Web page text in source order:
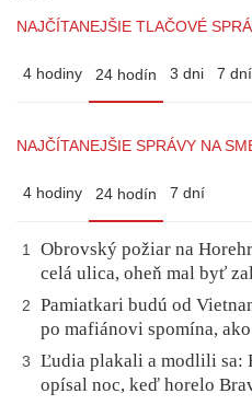
NAJČÍTANEJŠIE TLAČOVÉ
4 hodiny 24 hodín 3 dni 7 dní
NAJČÍTANEJŠIE SPRÁVY NA
4 hodiny 24 hodín 7 dní
1
Obrovský požiar na
celá ulica, oheň mal byť
2
Pamiatkari budú od
po mafiánovi spomína,
3
Ľudia plakali a modlili sa:
opísal noc, keď horelo